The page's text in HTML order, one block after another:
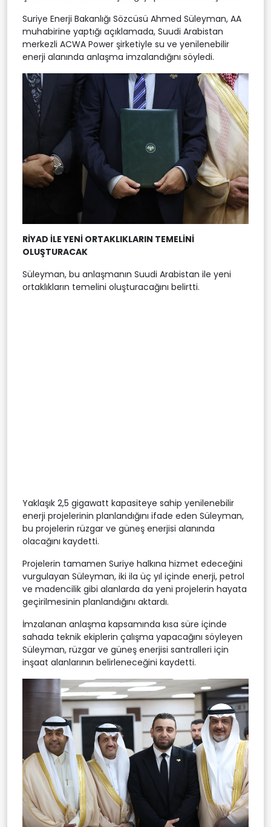
Suriye Enerji Bakanlığı Sözcüsü Ahmed Süleyman, AA
muhabirine yaptığı açıklamada, Suudi Arabistan
merkezli ACWA Power şirketiyle su ve yenilenebilir
enerji alanında anlaşma imzalandığını söyledi.
RİYAD İLE YENİ ORTAKLIKLARIN TEMELİNİ
OLUŞTURACAK
Süleyman, bu anlaşmanın Suudi Arabistan ile yeni
ortaklıkların temelini oluşturacağını belirtti.
Yaklaşık 2,5 gigawatt kapasiteye sahip yenilenebilir
enerji projelerinin planlandığını ifade eden Süleyman,
bu projelerin rüzgar ve güneş enerjisi alanında
olacağını kaydetti.
Projelerin tamamen Suriye halkına hizmet edeceğini
vurgulayan Süleyman, iki ila üç yıl içinde enerji, petrol
ve madencilik gibi alanlarda da yeni projelerin hayata
geçirilmesinin planlandığını aktardı.
İmzalanan anlaşma kapsamında kısa süre içinde
sahada teknik ekiplerin çalışma yapacağını söyleyen
Süleyman, rüzgar ve güneş enerjisi santralleri için
inşaat alanlarının belirleneceğini kaydetti.